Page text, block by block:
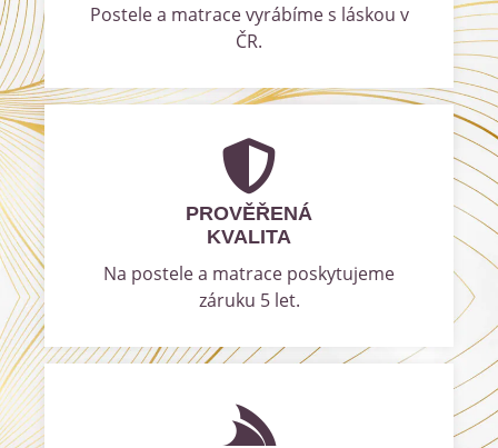
Postele a matrace vyrábíme s láskou v
ČR.
PROVĚŘENÁ
KVALITA
Na postele a matrace poskytujeme
záruku 5 let.